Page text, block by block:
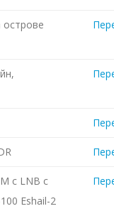
острове
с LNB с
Eshail-2